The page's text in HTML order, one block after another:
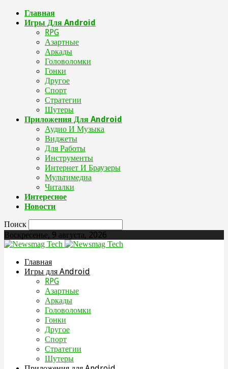
Главная
Игры Для Android
RPG
Азартные
Аркады
Головоломки
Гонки
Другое
Спорт
Стратегии
Шутеры
Приложения Для Android
Аудио И Музыка
Виджеты
Для Работы
Инструменты
Интернет И Браузеры
Мультимедиа
Читалки
Интересное
Новости
Поиск
Воскресенье, 9 августа, 2026
Главная
Игры для Android
RPG
Азартные
Аркады
Головоломки
Гонки
Другое
Спорт
Стратегии
Шутеры